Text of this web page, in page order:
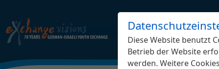
Diese Website benutzt
Betrieb der Website
werden. Weitere